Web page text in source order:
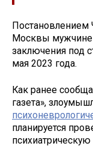
Постановлением
Москвы мужчине
заключения под
мая 2023 года.
Как ранее
газета»,
планируется
психиатрическую